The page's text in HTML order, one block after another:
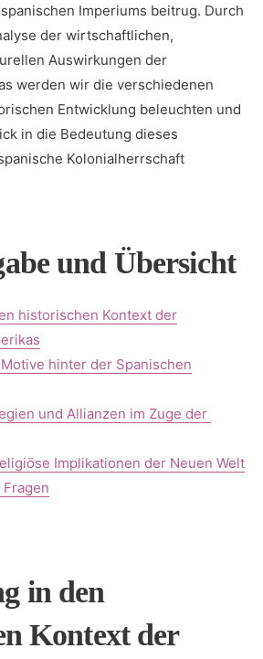
Imperiums beitrug. Durch
der wirtschaftlichen,
Auswirkungen der
⁤werden wir die verschiedenen
Entwicklung beleuchten und
in die Bedeutung dieses
Kolonialherrschaft
und Übersicht
historischen⁢ Kontext der
hinter der Spanischen
und Allianzen im Zuge der
Implikationen der Neuen Welt
in den
Kontext der